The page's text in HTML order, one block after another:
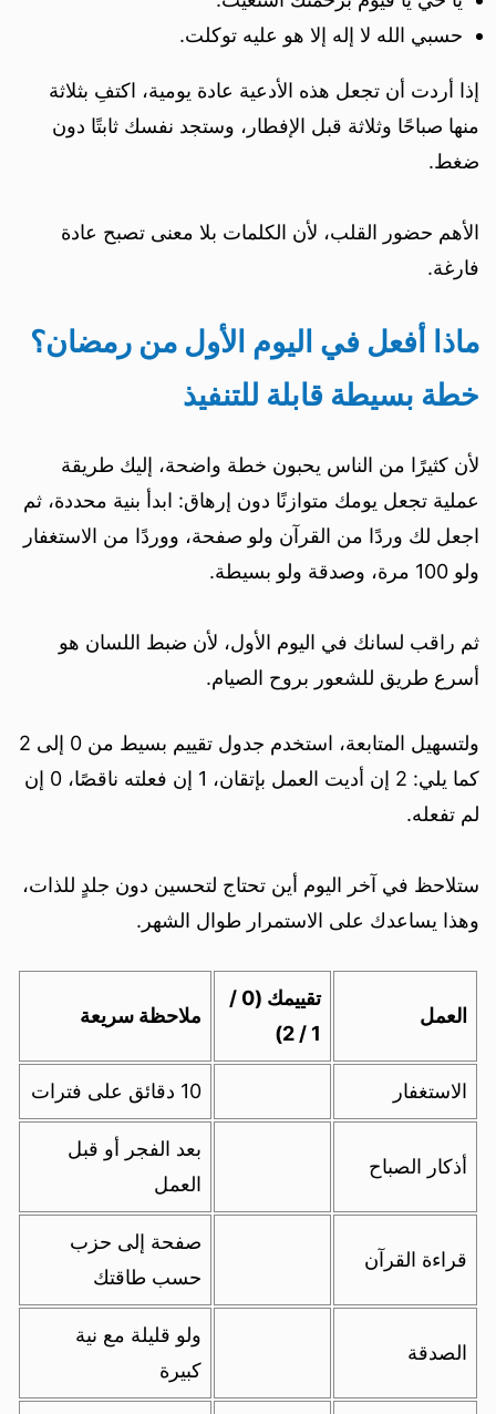
حسبي الله لا إله إلا هو عليه توكلت.
إذا أردت أن تجعل هذه الأدعية عادة يومية، اكتفِ بثلاثة
منها صباحًا وثلاثة قبل الإفطار، وستجد نفسك ثابتًا دون
ضغط.
الأهم حضور القلب، لأن الكلمات بلا معنى تصبح عادة
فارغة.
ماذا أفعل في اليوم الأول من رمضان؟
خطة بسيطة قابلة للتنفيذ
لأن كثيرًا من الناس يحبون خطة واضحة، إليك طريقة
عملية تجعل يومك متوازنًا دون إرهاق: ابدأ بنية محددة، ثم
اجعل لك وردًا من القرآن ولو صفحة، ووردًا من الاستغفار
ولو 100 مرة، وصدقة ولو بسيطة.
ثم راقب لسانك في اليوم الأول، لأن ضبط اللسان هو
أسرع طريق للشعور بروح الصيام.
ولتسهيل المتابعة، استخدم جدول تقييم بسيط من 0 إلى 2
كما يلي: 2 إن أديت العمل بإتقان، 1 إن فعلته ناقصًا، 0 إن
لم تفعله.
ستلاحظ في آخر اليوم أين تحتاج لتحسين دون جلدٍ للذات،
وهذا يساعدك على الاستمرار طوال الشهر.
العمل
تقييمك (0 /
1 / 2)
ملاحظة سريعة
الاستغفار 10 دقائق على فترات
أذكار الصباح
بعد الفجر أو قبل
العمل
قراءة القرآن
صفحة إلى حزب
حسب طاقتك
الصدقة
ولو قليلة مع نية
كبيرة